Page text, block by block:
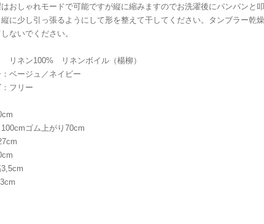
おしゃれモードで可能ですが縦に縮みますのでお洗濯後にパンパンと叩
に少し引っ張るようにして形を整えて干してください。タンブラー乾燥
ないでください。
リネン100% リネンボイル（楊柳）
：ベージュ／ネイビー
：フリー
ゴム上がり70cm